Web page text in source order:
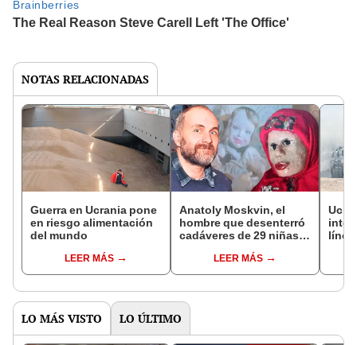
NOTAS RELACIONADAS
Guerra en Ucrania pone
en riesgo alimentación
del mundo
LEER MÁS
Anatoly Moskvin, el
hombre que desenterró
cadáveres de 29 niñas y
muñecasLEER MÁS
LO MÁS VISTO LO ÚLTIMO